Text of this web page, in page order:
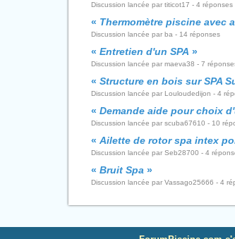
Discussion lancée par titicot17 - 4 réponses
« Thermomètre piscine avec
Discussion lancée par ba - 14 réponses
« Entretien d'un SPA »
Discussion lancée par maeva38 - 7
« Structure en bois sur SPA
Discussion lancée par Louloudedijon - 4
« Demande aide pour choix
Discussion lancée par scuba67610 - 10
« Ailette de rotor spa intex
Discussion lancée par Seb28700 - 4
« Bruit Spa »
Discussion lancée par Vassago25666 - 4